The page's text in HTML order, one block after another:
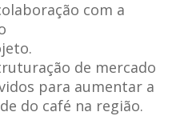
com a
de mercado
para aumentar a
do café na região.